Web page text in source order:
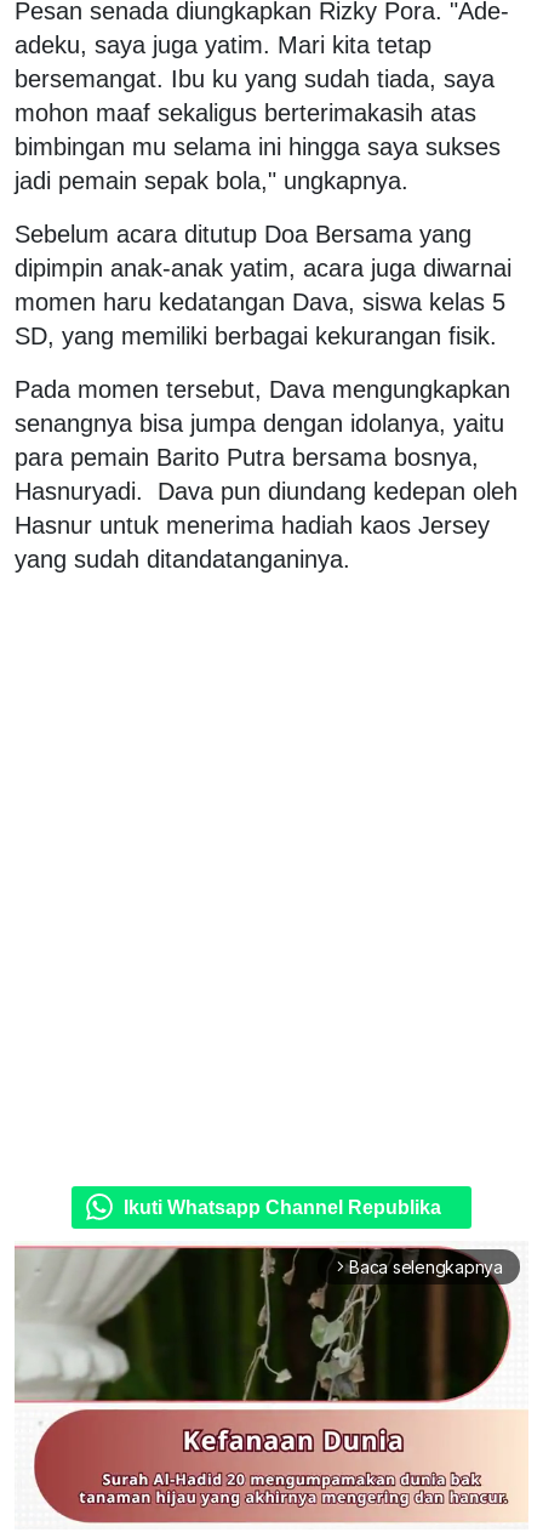
Pesan senada diungkapkan Rizky Pora. "Ade-
adeku, saya juga yatim. Mari kita tetap
bersemangat. Ibu ku yang sudah tiada, saya
mohon maaf sekaligus berterimakasih atas
bimbingan mu selama ini hingga saya sukses
jadi pemain sepak bola," ungkapnya.
Sebelum acara ditutup Doa Bersama yang
dipimpin anak-anak yatim, acara juga diwarnai
momen haru kedatangan Dava, siswa kelas 5
SD, yang memiliki berbagai kekurangan fisik.
Pada momen tersebut, Dava mengungkapkan
senangnya bisa jumpa dengan idolanya, yaitu
para pemain Barito Putra bersama bosnya,
Hasnuryadi.
Dava pun diundang kedepan oleh
Hasnur untuk menerima hadiah kaos Jersey
yang sudah ditandatanganinya.
Ikuti Whatsapp Channel Republika
arrow_forward_ios Baca selengkapnya